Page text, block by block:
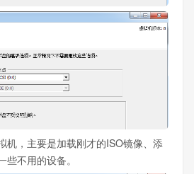
机，主要是加载刚才的ISO镜像、添
不用的设备。